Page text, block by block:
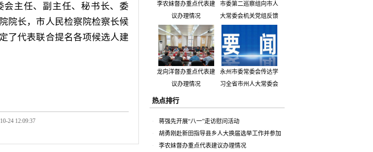
主任、副主任、秘书长、委
院长，市人民检察院检察长候
了代表联合提名各项候选人建
24 12:09:37
李农妹督办重点代表建
议办理情况
市委第二巡察组向市人
大常委会机关党组反馈
龙向洋督办重点代表建
议办理情况
永州市委常委会传达学
习全省市州人大常委会
关精神 专题听取省人
大常委会执法检查组到
永州开展大气污染防治
相关法律法规执法检查
热点排行
蒋强先开展“八一”走访慰问活动
胡勇刚赴新田指导县乡人大换届选举工作并参加
市人大代表小组主题活动
李农妹督办重点代表建议办理情况